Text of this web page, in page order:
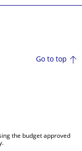
Go to top
the budget approved